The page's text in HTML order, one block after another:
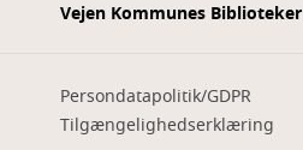
Vejen Kommunes Biblioteker
Persondatapolitik/GDPR
Tilgængelighedserklæring